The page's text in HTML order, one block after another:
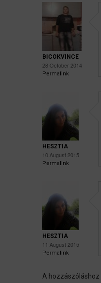
BICOKVINCE
28 October 2014
Permalink
HESZTIA
10 August 2015
Permalink
HESZTIA
11 August 2015
Permalink
A hozzászóláshoz